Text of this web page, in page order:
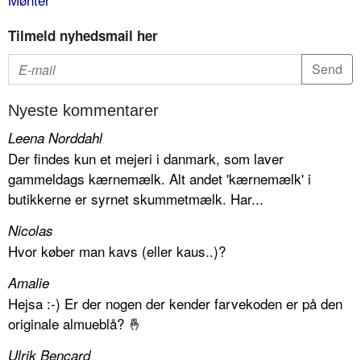
Tilmeld nyhedsmail her
Nyeste kommentarer
Leena Norddahl
Der findes kun et mejeri i danmark, som laver
gammeldags kærnemælk. Alt andet 'kærnemælk' i
butikkerne er syrnet skummetmælk. Har...
Nicolas
Hvor køber man kavs (eller kaus..)?
Amalie
Hejsa :-) Er der nogen der kender farvekoden er på den
originale almueblå? 🤞
Ulrik Bencard